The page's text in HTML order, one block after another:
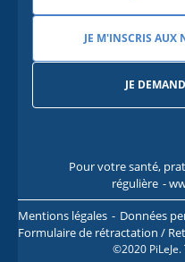
JE M'INSCRIS AUX
JE
Pour votre santé,
régulière -
Mentions légales
Données
Formulaire de rétractation /
©2020